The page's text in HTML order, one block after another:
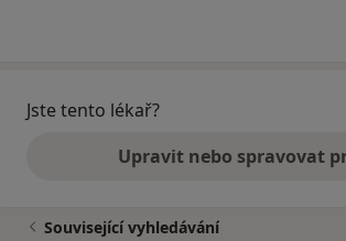
Jste tento lékař?
Upravit nebo spravovat
Související vyhledávání